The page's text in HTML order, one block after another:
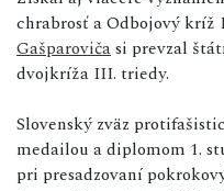
chrabrosť a Odbojový kríž
Gašparovičasi prevzal
dvojkríža III. triedy.
Slovenský zväz
medailou a diplomom 1.
pri presadzovaní